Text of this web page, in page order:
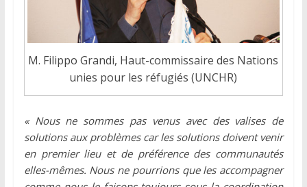
M. Filippo Grandi, Haut-commissaire des Nations
unies pour les réfugiés (UNCHR)
« Nous ne sommes pas venus avec des valises de
solutions aux problèmes car les solutions doivent venir
en premier lieu et de préférence des communautés
elles-mêmes. Nous ne pourrions que les accompagner